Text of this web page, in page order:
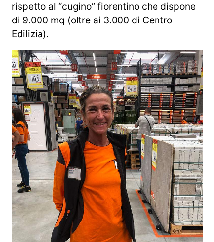
rispetto al “cugino” fiorentino che dispone
di 9.000 mq (oltre ai 3.000 di Centro
Edilizia).